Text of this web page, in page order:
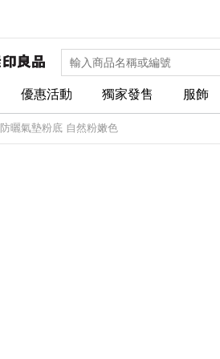
優惠活動 獨家發售 服飾
防曬氣墊粉底 自然粉嫩色